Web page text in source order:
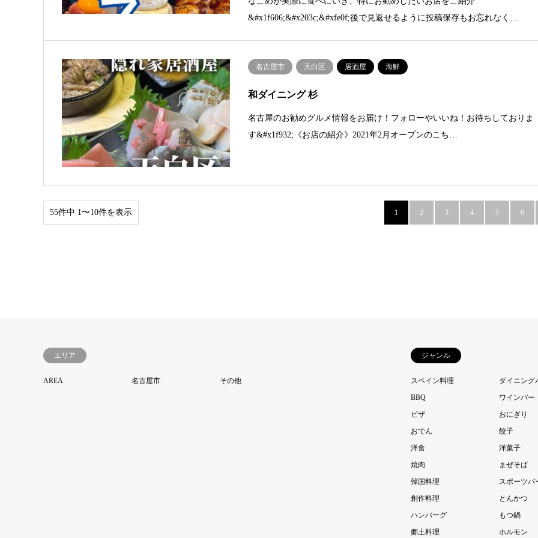
&#x1f606;&#x203c;&#xfe0f;後で見返せるように投稿保存もお忘れなく…
名古屋市 天白区 居酒屋 海鮮
和ダイニング 杉
名古屋のお勧めグルメ情報をお届け！フォローやいいね！お待ちしておりま
す&#x1f932;《お店の紹介》2021年2月オープンのこち…
55件中 1〜10件を表示 1 2 3 4 5 6
エリア
AREA 名古屋市 その他
ジャンル
スペイン料理
ダイニング
BBQ
ワインバー
ピザ
おにぎり
おでん
餃子
洋食
洋菓子
焼肉
まぜそば
韓国料理
スポーツバ
創作料理
とんかつ
ハンバーグ
もつ鍋
郷土料理
ホルモン